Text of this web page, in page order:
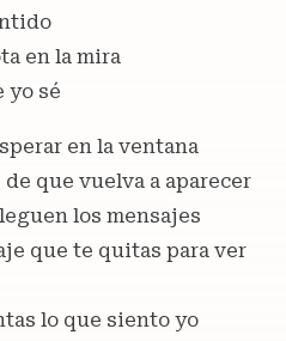
en la mira
yo sé
en la ventana
que vuеlva a aparecer
los mensajes
que te quitas para ver
lo que siento yo